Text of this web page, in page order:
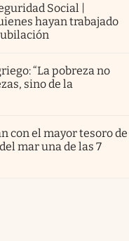
Social |
hayan trabajado
“La pobreza no
sino de la
con el mayor tesoro de
mar una de las 7